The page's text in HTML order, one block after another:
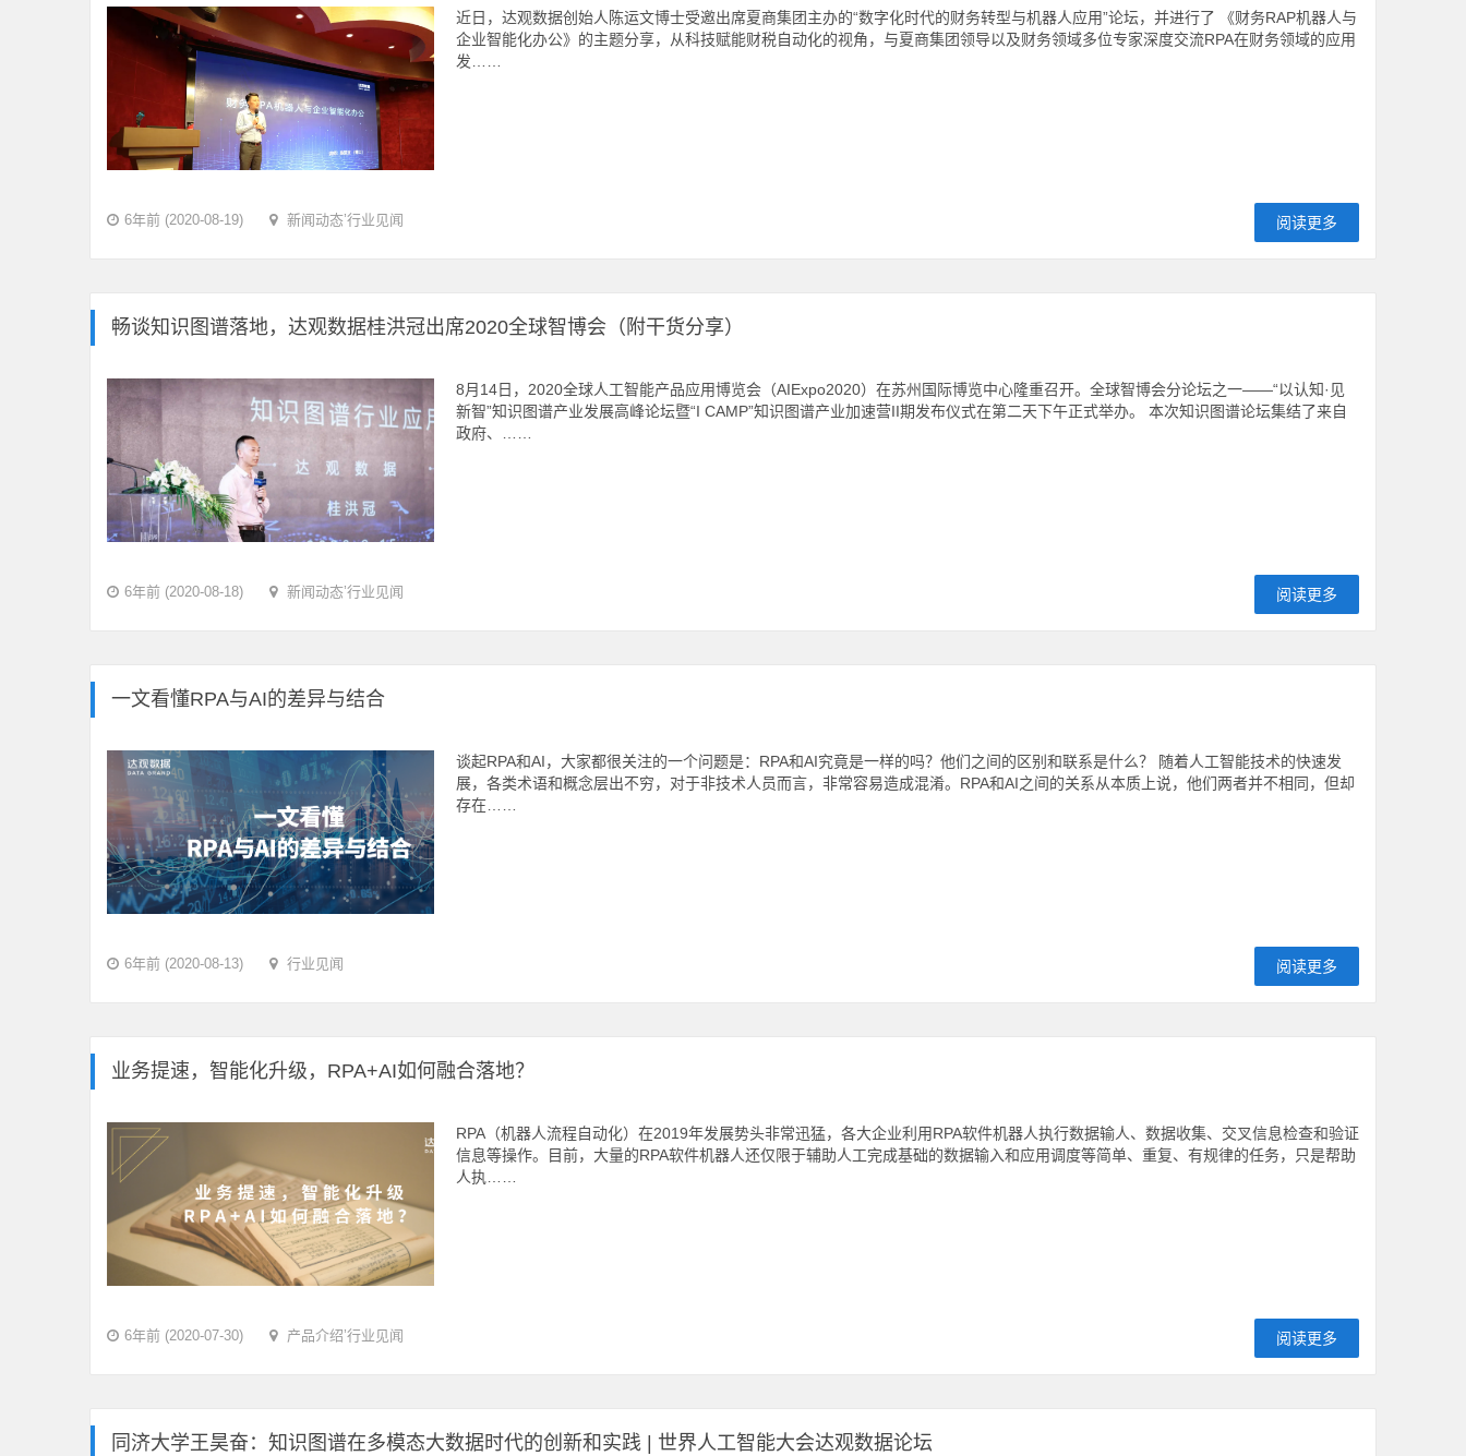
近日，达观数据创始人陈运文博士受邀出席夏商集团主办的“数字化时代的财务转型与机器人应用”论坛，并进行了 《财务RAP机器人与
企业智能化办公》的主题分享，从科技赋能财税自动化的视角，与夏商集团领导以及财务领域多位专家深度交流RPA在财务领域的应用
发……
6年前 (2020-08-19) 新闻动态’行业见闻 阅读更多
畅谈知识图谱落地，达观数据桂洪冠出席2020全球智博会（附干货分享）
8月14日，2020全球人工智能产品应用博览会（AIExpo2020）在苏州国际博览中心隆重召开。全球智博会分论坛之一——“以认知·见
新智”知识图谱产业发展高峰论坛暨“I CAMP”知识图谱产业加速营II期发布仪式在第二天下午正式举办。 本次知识图谱论坛集结了来自
政府、……
6年前 (2020-08-18) 新闻动态’行业见闻 阅读更多
一文看懂RPA与AI的差异与结合
谈起RPA和AI，大家都很关注的一个问题是：RPA和AI究竟是一样的吗？他们之间的区别和联系是什么？ 随着人工智能技术的快速发
展，各类术语和概念层出不穷，对于非技术人员而言，非常容易造成混淆。RPA和AI之间的关系从本质上说，他们两者并不相同，但却
存在……
6年前 (2020-08-13) 行业见闻 阅读更多
业务提速，智能化升级，RPA+AI如何融合落地？
RPA（机器人流程自动化）在2019年发展势头非常迅猛，各大企业利用RPA软件机器人执行数据输人、数据收集、交叉信息检查和验证
信息等操作。目前，大量的RPA软件机器人还仅限于辅助人工完成基础的数据输入和应用调度等简单、重复、有规律的任务，只是帮助
人执……
6年前 (2020-07-30) 产品介绍’行业见闻 阅读更多
同济大学王昊奋：知识图谱在多模态大数据时代的创新和实践 | 世界人工智能大会达观数据论坛